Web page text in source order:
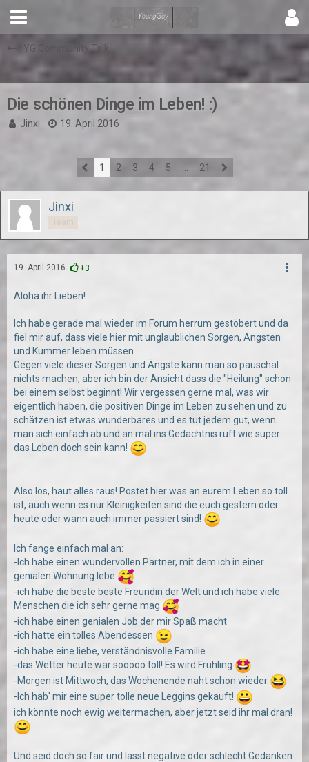
YG Community Talk
Die schönen Dinge im Leben! :)
Jinxi 19. April 2016
1 2 3 4 5 21
Jinxi
Team
19. April 2016 +3
Aloha ihr Lieben!
Ich habe gerade mal wieder im Forum herrum gestöbert und da
fiel mir auf, dass viele hier mit unglaublichen Sorgen, Ängsten
und Kummer leben müssen.
Gegen viele dieser Sorgen und Ängste kann man so pauschal
nichts machen, aber ich bin der Ansicht dass die "Heilung" schon
bei einem selbst beginnt! Wir vergessen gerne mal, was wir
eigentlich haben, die positiven Dinge im Leben zu sehen und zu
schätzen ist etwas wunderbares und es tut jedem gut, wenn
man sich einfach ab und an mal ins Gedächtnis ruft wie super
das Leben doch sein kann!
Also los, haut alles raus! Postet hier was an eurem Leben so toll
ist, auch wenn es nur Kleinigkeiten sind die euch gestern oder
heute oder wann auch immer passiert sind!
Ich fange einfach mal an:
-Ich habe einen wundervollen Partner, mit dem ich in einer
genialen Wohnung lebe
-ich habe die beste beste Freundin der Welt und ich habe viele
Menschen die ich sehr gerne mag
-ich habe einen genialen Job der mir Spaß macht
-ich hatte ein tolles Abendessen
-ich habe eine liebe, verständnisvolle Familie
-das Wetter heute war sooooo toll! Es wird Frühling
-Morgen ist Mittwoch, das Wochenende naht schon wieder
-Ich hab' mir eine super tolle neue Leggins gekauft!
ich könnte noch ewig weitermachen, aber jetzt seid ihr mal dran!
Und seid doch so fair und lasst negative oder schlecht Gedanken